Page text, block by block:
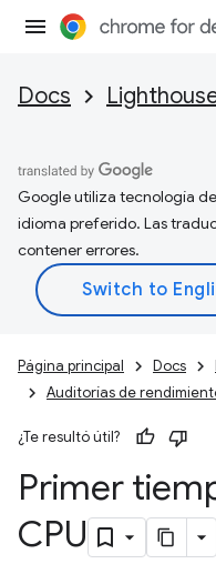
Docs
Google utiliza tecnología
idioma preferido. Las
contener errores.
Página principal Docs
Auditorías de
¿Te resultó útil?
Primer
CPU